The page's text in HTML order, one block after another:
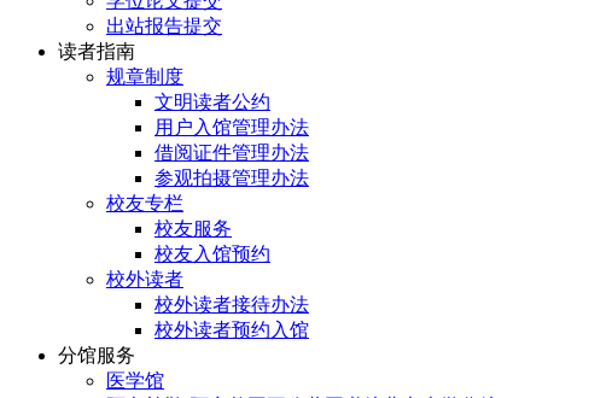
出站报告提交
读者指南
规章制度
文明读者公约
用户入馆管理办法
借阅证件管理办法
参观拍摄管理办法
校友专栏
校友服务
校友入馆预约
校外读者
校外读者接待办法
校外读者预约入馆
分馆服务
医学馆